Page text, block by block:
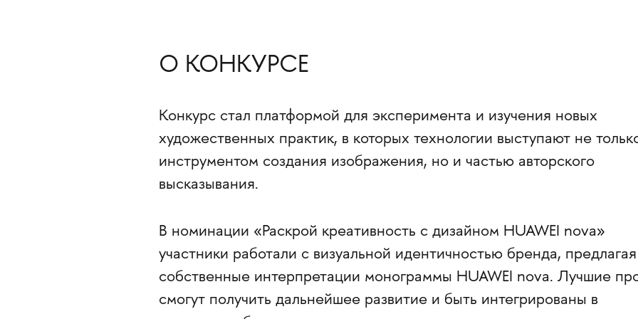
О КОНКУРСЕ
Конкурс стал платформой для эксперимента и изучения новых
художественных практик, в которых технологии выступают не
инструментом создания изображения, но и частью авторского
высказывания.
В номинации «Раскрой креативность с дизайном HUAWEI nova»
участники работали с визуальной идентичностью бренда, предлагая
собственные интерпретации монограммы HUAWEI nova. Лучшие
смогут получить дальнейшее развитие и быть интегрированы в